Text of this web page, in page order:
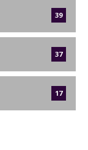
39
37
17